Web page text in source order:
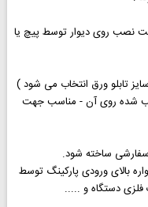
0.5 میل مناسب جهت نصب روی دیوار توسط پیچ یا
ورق 0.5 تا 1 میل ( طبق سایز تابلو ورق انتخاب می شود )
شده روی آن - مناسب جهت
دیواره بالای ورودی پارکینگ توسط